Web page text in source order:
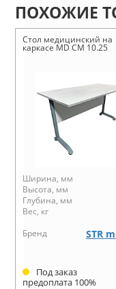
ПОХОЖИЕ
Стол медицинский на
каркасе MD СМ 10.25
Ширина, мм
Высота, мм
Глубина, мм
Вес, кг
Бренд STR
Под заказ
предоплата 100%